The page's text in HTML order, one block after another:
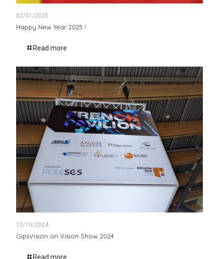
02/01/2025
Happy New Year 2025 !
Read more
10/10/2024
GipsVision on Vision Show 2024
Read more